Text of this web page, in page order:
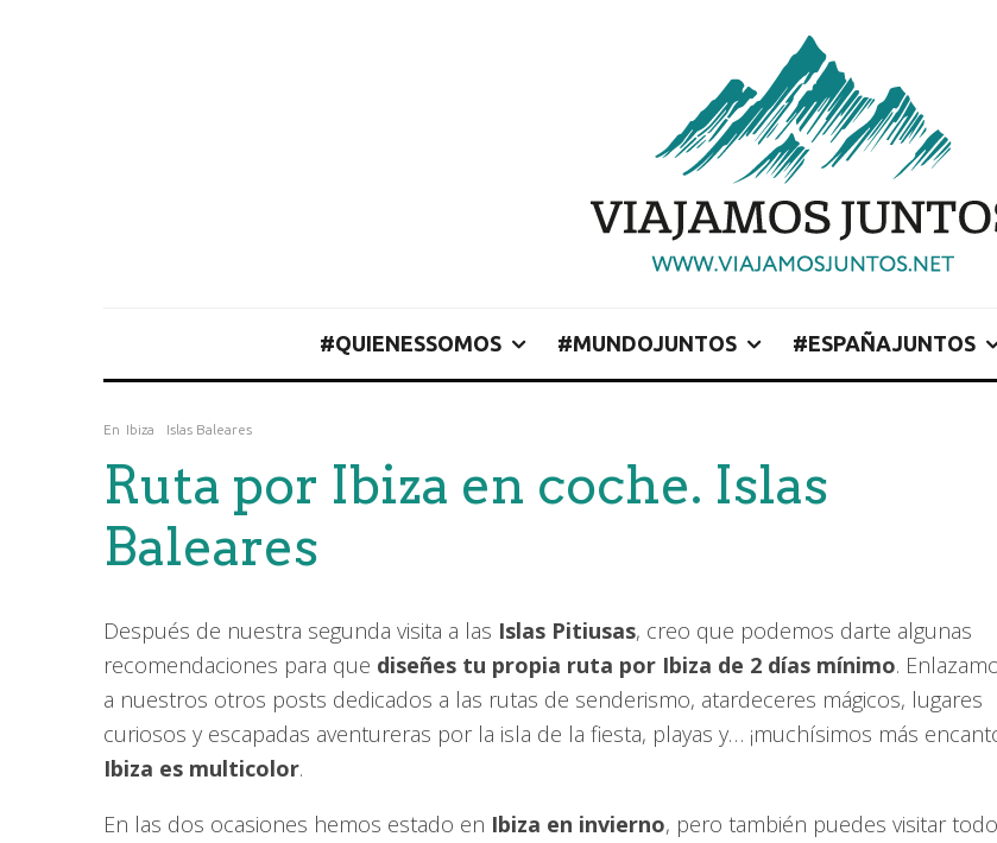
#QUIENESSOMOS #MUNDOJUNTOS #ESPAÑAJUNTOS
En Ibiza Islas Baleares
Ruta por Ibiza en coche. Islas
Baleares
Después de nuestra segunda visita a las Islas Pitiusas, creo que podemos darte algunas
recomendaciones para que diseñes tu propia ruta por Ibiza de 2 días mínimo.
a nuestros otros posts dedicados a las rutas de senderismo, atardeceres mágicos, lugares
curiosos y escapadas aventureras por la isla de la fiesta, playas y… ¡muchísimos más
Ibiza es multicolor.
En las dos ocasiones hemos estado en Ibiza en invierno, pero también puedes visitar